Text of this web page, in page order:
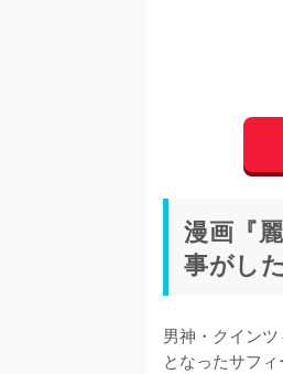
漫画『
事がし
男神・クイン
となったサフ